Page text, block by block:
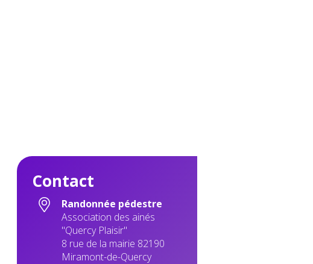
Contact
Randonnée pédestre
Association des ainés
"Quercy Plaisir"
8 rue de la mairie 82190
Miramont-de-Quercy